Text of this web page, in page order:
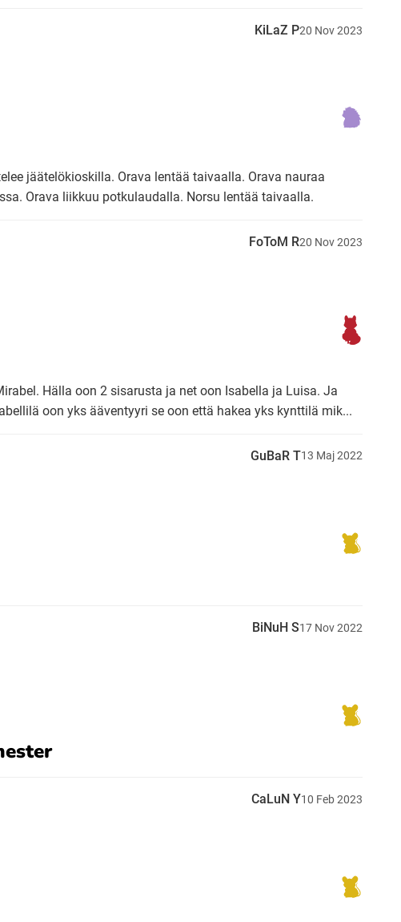
KiLaZ P20 Nov2023
jäätelökioskilla. Orava lentää taivaalla. Orava nauraa
Orava liikkuu potkulaudalla. Norsu lentää taivaalla.
FoToM R20 Nov2023
Hälla oon 2 sisarusta ja net oon Isabella ja Luisa. Ja
oon yks ääventyyri se oon että hakea yks kynttilä mik...
GuBaR T13 Maj2022
BiNuH S17 Nov2022
CaLuN Y10 Feb2023